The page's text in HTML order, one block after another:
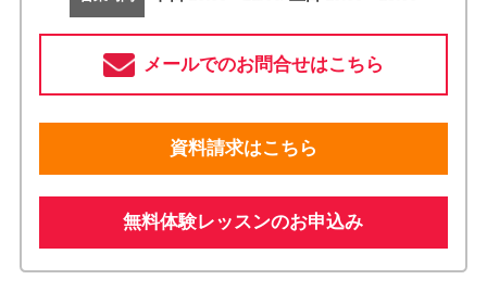
メールでのお問合せはこちら
資料請求はこちら
無料体験レッスンのお申込み